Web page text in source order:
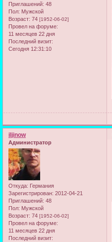
Приглашений: 48
Пол: Мужской
Возраст: 74 [1952-06-02]
Провел на форуме:
11 месяцев 22 дня
Последний визит:
Сегодня 12:31:10
iljinow
Администратор
Откуда: Германия
Зарегистрирован: 2012-04-21
Приглашений: 48
Пол: Мужской
Возраст: 74 [1952-06-02]
Провел на форуме:
11 месяцев 22 дня
Последний визит: